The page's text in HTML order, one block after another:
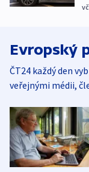
Evropský
ČT24 každý den
veřejnými médii,